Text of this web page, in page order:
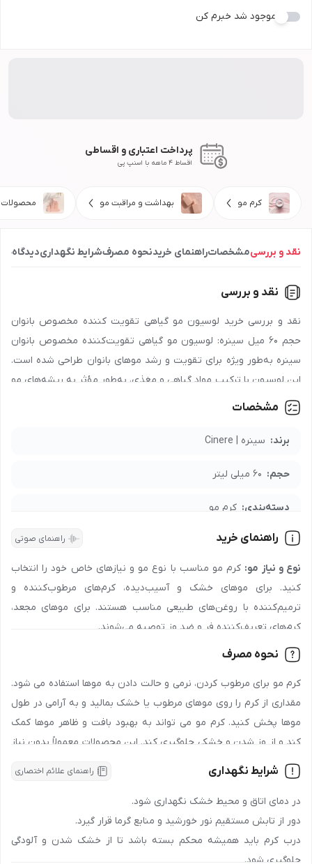
موجود شد خبرم کن
پرداخت اعتباری و اقساطی
اقساط 4 ماهه با اسنپ پی
کرم مو بهداشت و مراقبت مو
نقد و بررسیمشخصاتراهنمای خریدنحوه مصرفشرایط نگهداریدیدگاه‌ها
نقد و بررسی
نقد و بررسی خرید لوسیون مو گیاهی تقویت کننده مخصوص بانوان
حجم 60 میل سینره: لوسیون مو گیاهی تقویت‌کننده مخصوص بانوان
سینره به‌طور ویژه برای تقویت و رشد موهای بانوان طراحی شده است.
این لوسیون با ترکیب مواد گیاهی و مغذی، به‌طور مؤثر به ریشه‌های مو
نفوذ کرده و آن‌ها را تقویت می‌کند. استفاده منظم از این لوسیون باعث
تقویت رشد مو و کاهش ریزش آن‌ها می‌شود. همچنین این محصول
باعث نرمی و درخشندگی موها شده و از موهای خشک و آسیب‌دیده
تقویت‌کننده سینره را از فروشگاه اینترنتی نشاط رخ تهیه کنید.
برای خرید عمده محصول
بانوان حجم 60 میل سینره
کننده مخصوص بانوان حجم 60 میل سینره
در اصفهان، تهران، مشهد،
شیراز، تبریز و سایر شهرها، با شماره 90008472تماس بگیرید و اطلاعات
لازم درباره شرایط همکاری و تأمین محصولات را دریافت کنید.
مشخصات
برند: سینره | Cinere
حجم: 60 میلی لیتر
دسته‌بندی: کرم مو
مدت نگهداری: 36 ماه
جنسیت: زنانه
رده سنی: جوان , بزرگسال
مزیت سلامتی: کنترل ریزش مو, ضد وز, ضد موخوره, افزایش
ضخامت مو, تسهیل حالت‌پذیری مو, استحکام‌بخش, ضدالتهاب,
التیام‌بخش, تغذیه‌کننده, محرک رشد
نوع بسته‌بندی: پمپی, پلاستیکی
ماهیت:
راهنمای خرید راهنمای صوتی
نوع و نیاز مو: کرم مو مناسب با نوع مو و نیازهای خاص خود را انتخاب
کنید. برای موهای خشک و آسیب‌دیده، کرم‌های مرطوب‌کننده و
ترمیم‌کننده با روغن‌های طبیعی مناسب هستند. برای موهای مجعد،
کرم‌های تعریف‌کننده فر و ضد وز توصیه می‌شوند.
مشکلات خاص مو:
شما مانند خشکی، وز یا شکنندگی را هدف قرار دهند. برای مثال، کرم‌های
حاوی کراتین به تقویت و ترمیم موهای آسیب‌دیده کمک می‌کنند.
مواد تشکیل‌دهنده: به دنبال کرم‌هایی با مواد مغذی و طبیعی مانند
روغن نارگیل، شی باتر و ویتامین‌ها باشید که به تغذیه و آبرسانی موها
کمک کنند. از کرم‌هایی با مواد مضر و تحریک‌کننده مانند سیلیکون‌ها
اجتناب کنید.
نحوه مصرف
کرم مو برای مرطوب کردن، نرمی و حالت دادن به موها استفاده می شود.
مقداری از کرم را روی موهای مرطوب یا خشک بمالید و به آرامی در طول
موها پخش کنید. کرم مو می تواند به بهبود بافت و ظاهر موها کمک
کند و از وز شدن و خشکی جلوگیری کند. این محصولات معمولاً بدون نیاز
به شستشو هستند.
نکات مهم:
انتخاب کرم مو مناسب با نوع و نیاز مو (مثل کرم های مغذی برای
موهای خشک یا فر).
استفاده از کرم به مقدار کم تا متوسط برای جلوگیری از چربی و سنگینی
موها.
شرایط نگهداری راهنمای علائم اختصاری
در دمای اتاق و محیط خشک نگهداری شود.
دور از تابش مستقیم نور خورشید و منابع گرما قرار گیرد.
درب کرم باید همیشه محکم بسته باشد تا از خشک شدن و آلودگی
جلوگیری شود.